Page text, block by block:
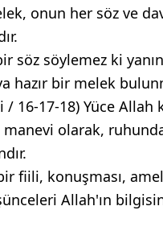
onun her söz ve
söz söylemez ki
hazır bir melek
/ 16-17-18) Yüce Allah
olarak,
fiili, konuşması,
Allah'ın